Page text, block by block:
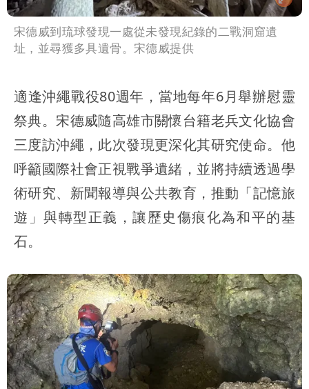
宋德威到琉球發現一處從未發現紀錄的二戰洞窟遺
址，並尋獲多具遺骨。宋德威提供
適逢沖繩戰役80週年，當地每年6月舉辦慰靈
祭典。宋德威隨高雄市關懷台籍老兵文化協會
三度訪沖繩，此次發現更深化其研究使命。他
呼籲國際社會正視戰爭遺緒，並將持續透過學
術研究、新聞報導與公共教育，推動「記憶旅
遊」與轉型正義，讓歷史傷痕化為和平的基
石。